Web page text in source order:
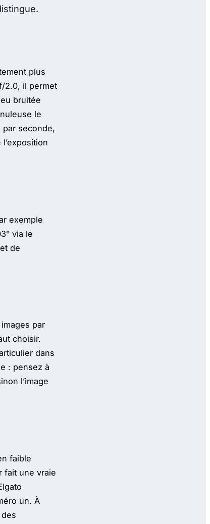
plus
2.0, il permet
bruitée
le
par seconde,
exemple
via le
de
par
choisir.
dans
: pensez à
l’image
faible
fait une vraie
un. À